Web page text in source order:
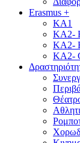
Erasmus +
KA1
KA2-
KA2-
KA2-